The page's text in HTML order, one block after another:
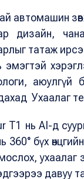
автомашин
дизайн,
татаж
эмэгтэй
аюулгүй
Ухаалаг
T1 нь AI-д
360° бүх
ухаалаг
гэдгээрээ давуу